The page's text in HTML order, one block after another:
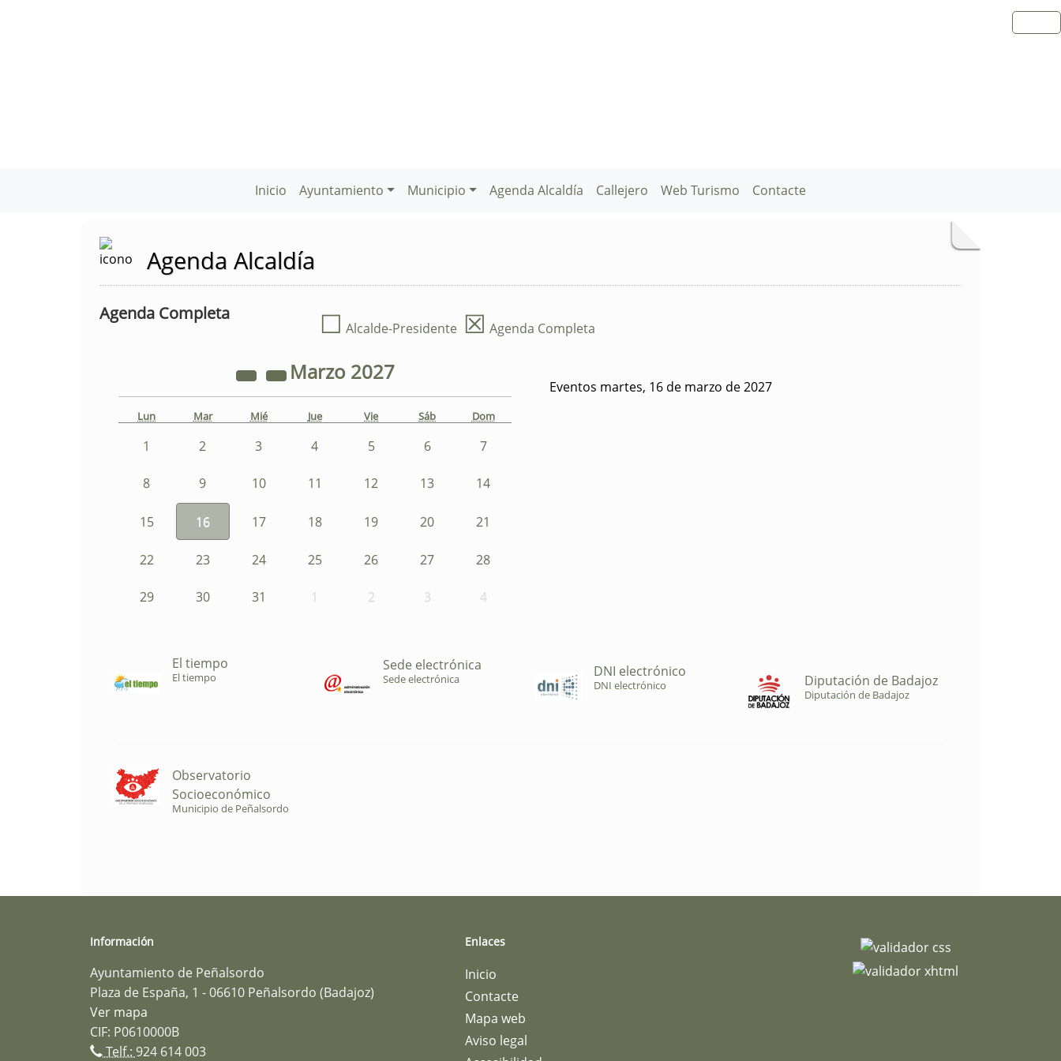
Inicio Ayuntamiento Municipio Agenda Alcaldía Callejero Web Turismo Contacte
Agenda Alcaldía
Agenda Completa ☐ Alcalde-Presidente ☒ Agenda Completa
Marzo 2027
Lun Mar Mié Jue Vie Sáb Dom
1 2 3 4 5 6 7
8 9 10 11 12 13 14
15 16 17 18 19 20 21
22 23 24 25 26 27 28
29 30 31 1 2 3 4
Eventos martes, 16 de marzo de 2027
El tiempo
El tiempo
Sede electrónica
Sede electrónica DNI electrónico
DNI electrónico Diputación de Badajoz
Diputación de Badajoz
Observatorio
Socioeconómico
Municipio de Peñalsordo
Información
Ayuntamiento de Peñalsordo
Plaza de España, 1 - 06610 Peñalsordo (Badajoz)
Ver mapa
CIF: P0610000B
Telf.: 924 614 003
Enlaces
Inicio
Contacte
Mapa web
Aviso legal